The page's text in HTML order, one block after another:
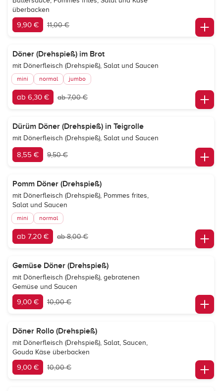
überbacken
9,90 € 11,00 €
Döner (Drehspieß) im Brot
mit Dönerfleisch (Drehspieß), Salat und Saucen
mini normal jumbo
ab 6,30 € ab 7,00 €
Dürüm Döner (Drehspieß) in Teigrolle
mit Dönerfleisch (Drehspieß), Salat und Saucen
8,55 € 9,50 €
Pomm Döner (Drehspieß)
mit Dönerfleisch (Drehspieß), Pommes frites,
Salat und Saucen
mini normal
ab 7,20 € ab 8,00 €
Gemüse Döner (Drehspieß)
mit Dönerfleisch (Drehspieß), gebratenen
Gemüse und Saucen
9,00 € 10,00 €
Döner Rollo (Drehspieß)
mit Dönerfleisch (Drehspieß), Salat, Saucen,
Gouda Käse überbacken
9,00 € 10,00 €